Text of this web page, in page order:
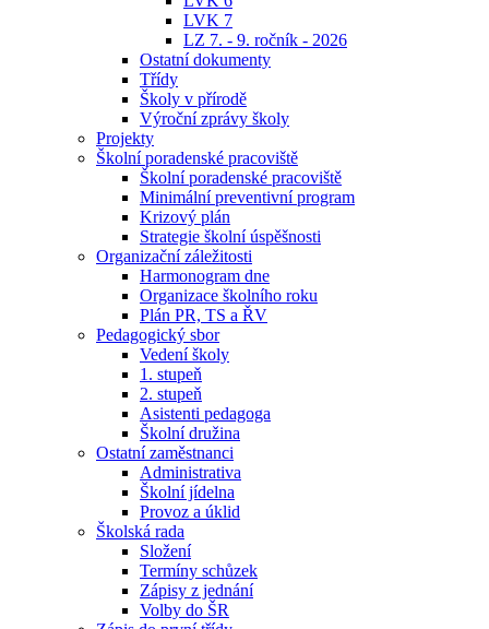
LVK 7
LZ 7. - 9. ročník - 2026
Ostatní dokumenty
Třídy
Školy v přírodě
Výroční zprávy školy
Projekty
Školní poradenské pracoviště
Školní poradenské pracoviště
Minimální preventivní program
Krizový plán
Strategie školní úspěšnosti
Organizační záležitosti
Harmonogram dne
Organizace školního roku
Plán PR, TS a ŘV
Pedagogický sbor
Vedení školy
1. stupeň
2. stupeň
Asistenti pedagoga
Školní družina
Ostatní zaměstnanci
Administrativa
Školní jídelna
Provoz a úklid
Školská rada
Složení
Termíny schůzek
Zápisy z jednání
Volby do ŠR